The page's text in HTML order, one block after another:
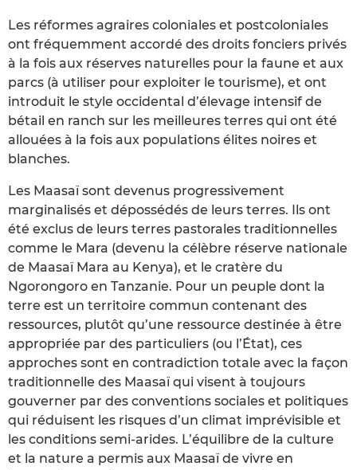
Les réformes agraires coloniales et postcoloniales
ont fréquemment accordé des droits fonciers privés
à la fois aux réserves naturelles pour la faune et aux
parcs (à utiliser pour exploiter le tourisme), et ont
introduit le style occidental d’élevage intensif de
bétail en ranch sur les meilleures terres qui ont été
allouées à la fois aux populations élites noires et
blanches.
Les Maasaï sont devenus progressivement
marginalisés et dépossédés de leurs terres. Ils ont
été exclus de leurs terres pastorales traditionnelles
comme le Mara (devenu la célèbre réserve nationale
de Maasaï Mara au Kenya), et le cratère du
Ngorongoro en Tanzanie. Pour un peuple dont la
terre est un territoire commun contenant des
ressources, plutôt qu’une ressource destinée à être
appropriée par des particuliers (ou l’État), ces
approches sont en contradiction totale avec la façon
traditionnelle des Maasaï qui visent à toujours
gouverner par des conventions sociales et politiques
qui réduisent les risques d’un climat imprévisible et
les conditions semi-arides. L’équilibre de la culture
et la nature a permis aux Maasaï de vivre en